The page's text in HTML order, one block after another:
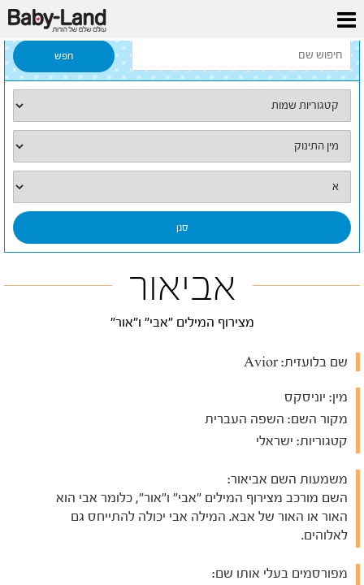
דף הבית
אביאור
מצירוף המילים "אבי" ו"אור"
שם בלועזית:
מין: יוניסקס
מקור השם: השפה העברית
קטגוריות: ישראלי
משמעות השם אביאור:
השם מורכב מצירוף המילים "אבי" ו"אור", כלומר אבי הוא
האור או האור של אבא. המילה אבי יכולה להתייחס גם
לאלוהים.
מפורסמים בעלי אותו שם: